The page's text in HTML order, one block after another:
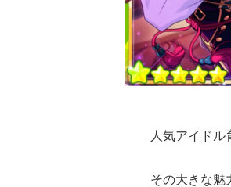
人気アイドル
その大きな魅